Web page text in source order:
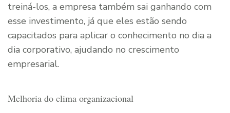
treiná-los, a empresa também sai ganhando com
esse investimento, já que eles estão sendo
capacitados para aplicar o conhecimento no dia a
dia corporativo, ajudando no crescimento
empresarial.
Melhoria do clima organizacional